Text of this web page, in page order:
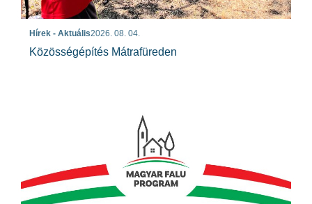
Hírek - Aktuális2026. 08. 04.
Közösségépítés Mátrafüreden